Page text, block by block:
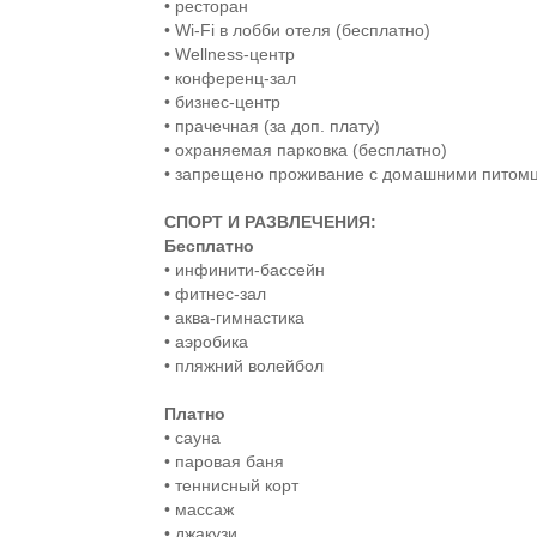
• ресторан
• Wi-Fi в лобби отеля (бесплатно)
• Wellness-центр
• конференц-зал
• бизнес-центр
• прачечная (за доп. плату)
• охраняемая парковка (бесплатно)
• запрещено проживание с домашними
СПОРТ И РАЗВЛЕЧЕНИЯ:
Бесплатно
• инфинити-бассейн
• фитнес-зал
• аква-гимнастика
• аэробика
• пляжний волейбол
Платно
• сауна
• паровая баня
• теннисный корт
• массаж